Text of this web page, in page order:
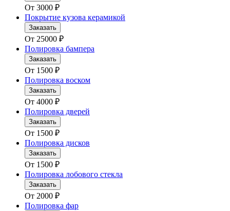
От 3000 ₽
Покрытие кузова керамикой
Заказать
От 25000 ₽
Полировка бампера
Заказать
От 1500 ₽
Полировка воском
Заказать
От 4000 ₽
Полировка дверей
Заказать
От 1500 ₽
Полировка дисков
Заказать
От 1500 ₽
Полировка лобового стекла
Заказать
От 2000 ₽
Полировка фар